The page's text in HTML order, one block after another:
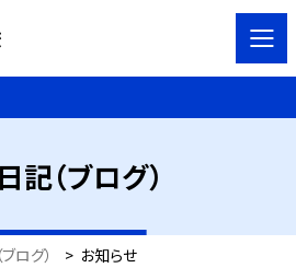
記（ブログ）
ログ） > お知らせ